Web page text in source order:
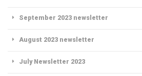
September 2023 newsletter
August 2023 newsletter
July Newsletter 2023